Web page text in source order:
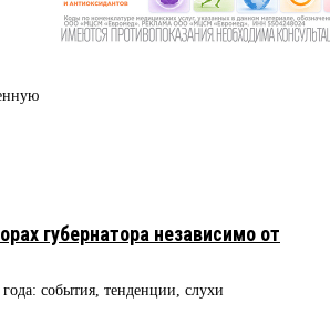
губернатора независимо от
события, тенденции, слухи